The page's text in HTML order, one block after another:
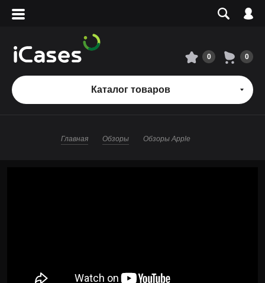
Вход
Сервисный центр
О магазине
0 0
Каталог товаров
Главная Обзоры Обзоры Apple